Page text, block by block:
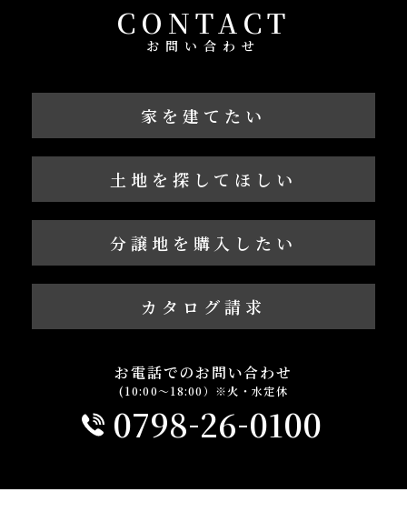
CONTACT
お問い合わせ
家を建てたい
土地を探してほしい
分譲地を購入したい
カタログ請求
お電話でのお問い合わせ
(10:00～18:00）※火・水定休
0798-26-0100